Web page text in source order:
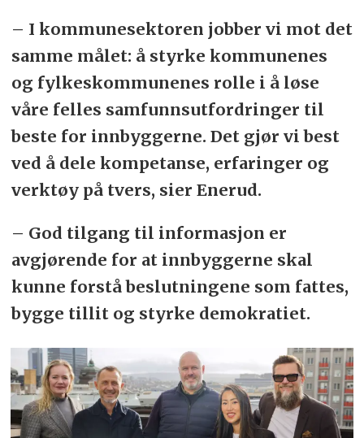
– I kommunesektoren jobber vi mot det
samme målet: å styrke kommunenes
og fylkeskommunenes rolle i å løse
våre felles samfunnsutfordringer til
beste for innbyggerne. Det gjør vi best
ved å dele kompetanse, erfaringer og
verktøy på tvers, sier Enerud.
– God tilgang til informasjon er
avgjørende for at innbyggerne skal
kunne forstå beslutningene som fattes,
bygge tillit og styrke demokratiet.